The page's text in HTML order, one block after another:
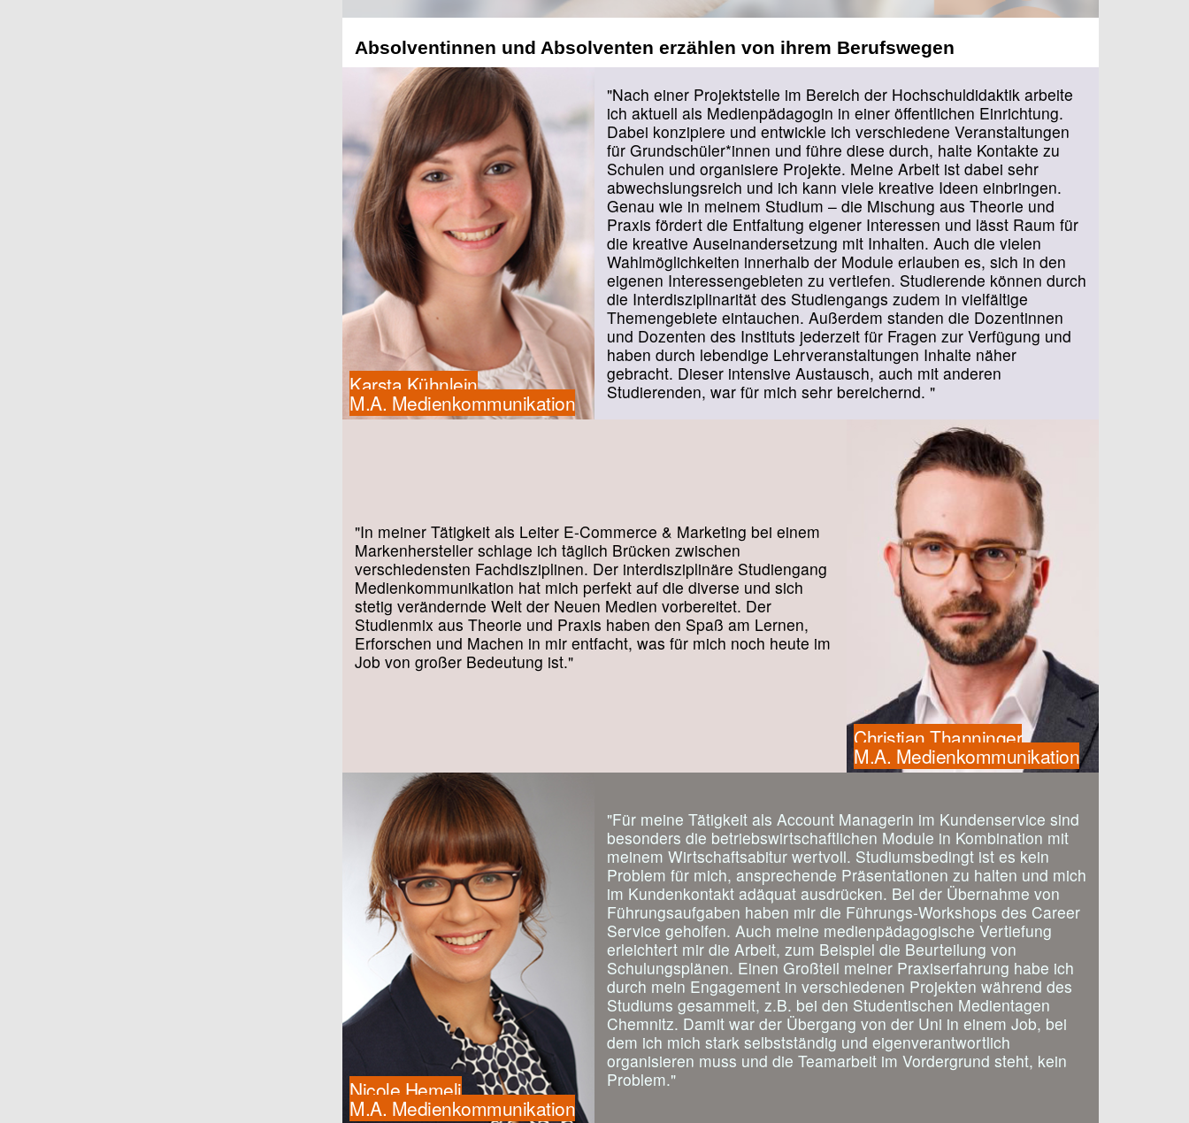
Absolventinnen und Absolventen erzählen von ihrem Berufswegen
Karsta Kühnlein
M.A. Medienkommunikation
"Nach einer Projektstelle im Bereich der Hochschuldidaktik arbeite
ich aktuell als Medienpädagogin in einer öffentlichen Einrichtung.
Dabei konzipiere und entwickle ich verschiedene Veranstaltungen
für Grundschüler*innen und führe diese durch, halte Kontakte zu
Schulen und organisiere Projekte. Meine Arbeit ist dabei sehr
abwechslungsreich und ich kann viele kreative Ideen einbringen.
Genau wie in meinem Studium – die Mischung aus Theorie und
Praxis fördert die Entfaltung eigener Interessen und lässt Raum für
die kreative Auseinandersetzung mit Inhalten. Auch die vielen
Wahlmöglichkeiten innerhalb der Module erlauben es, sich in den
eigenen Interessengebieten zu vertiefen. Studierende können durch
die Interdisziplinarität des Studiengangs zudem in vielfältige
Themengebiete eintauchen. Außerdem standen die Dozentinnen
und Dozenten des Instituts jederzeit für Fragen zur Verfügung und
haben durch lebendige Lehrveranstaltungen Inhalte näher
gebracht. Dieser intensive Austausch, auch mit anderen
Studierenden, war für mich sehr bereichernd. "
"In meiner Tätigkeit als Leiter E-Commerce & Marketing bei einem
Markenhersteller schlage ich täglich Brücken zwischen
verschiedensten Fachdisziplinen. Der interdisziplinäre Studiengang
Medienkommunikation hat mich perfekt auf die diverse und sich
stetig verändernde Welt der Neuen Medien vorbereitet. Der
Studienmix aus Theorie und Praxis haben den Spaß am Lernen,
Erforschen und Machen in mir entfacht, was für mich noch heute im
Job von großer Bedeutung ist."
Christian Thanninger
M.A. Medienkommunikation
Nicole Hemeli
M.A. Medienkommunikation
"Für meine Tätigkeit als Account Managerin im Kundenservice sind
besonders die betriebswirtschaftlichen Module in Kombination mit
meinem Wirtschaftsabitur wertvoll. Studiumsbedingt ist es kein
Problem für mich, ansprechende Präsentationen zu halten und mich
im Kundenkontakt adäquat ausdrücken. Bei der Übernahme von
Führungsaufgaben haben mir die Führungs-Workshops des Career
Service geholfen. Auch meine medienpädagogische Vertiefung
erleichtert mir die Arbeit, zum Beispiel die Beurteilung von
Schulungsplänen. Einen Großteil meiner Praxiserfahrung habe ich
durch mein Engagement in verschiedenen Projekten während des
Studiums gesammelt, z.B. bei den Studentischen Medientagen
Chemnitz. Damit war der Übergang von der Uni in einem Job, bei
dem ich mich stark selbstständig und eigenverantwortlich
organisieren muss und die Teamarbeit im Vordergrund steht, kein
Problem."